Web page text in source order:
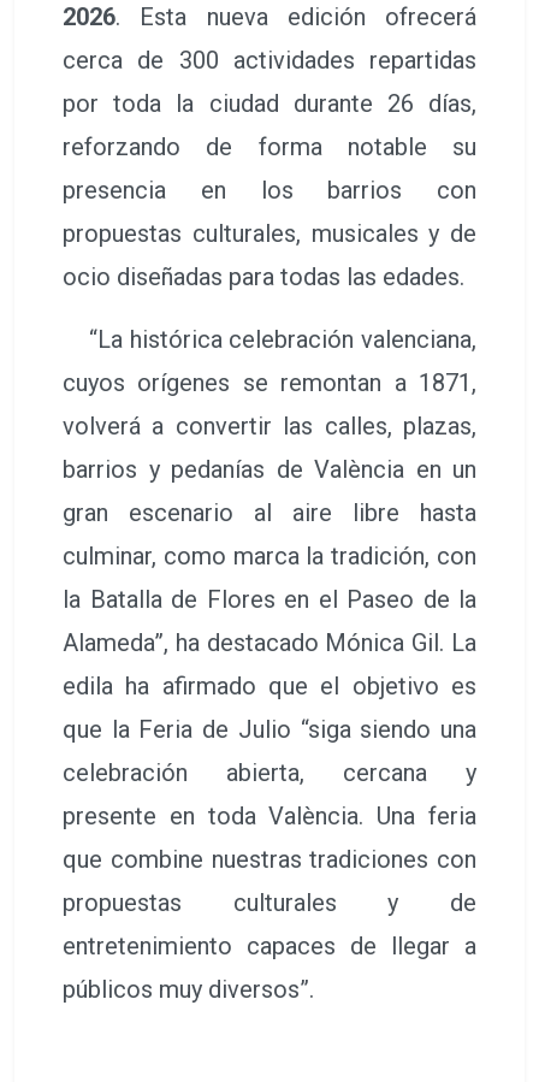
2026. Esta nueva edición ofrecerá
cerca de 300 actividades repartidas
por toda la ciudad durante 26 días,
reforzando de forma notable su
presencia en los barrios con
propuestas culturales, musicales y de
ocio diseñadas para todas las edades.
“La histórica celebración valenciana,
cuyos orígenes se remontan a 1871,
volverá a convertir las calles, plazas,
barrios y pedanías de València en un
gran escenario al aire libre hasta
culminar, como marca la tradición, con
la Batalla de Flores en el Paseo de la
Alameda”, ha destacado Mónica Gil. La
edila ha afirmado que el objetivo es
que la Feria de Julio “siga siendo una
celebración abierta, cercana y
presente en toda València. Una feria
que combine nuestras tradiciones con
propuestas culturales y de
entretenimiento capaces de llegar a
públicos muy diversos”.